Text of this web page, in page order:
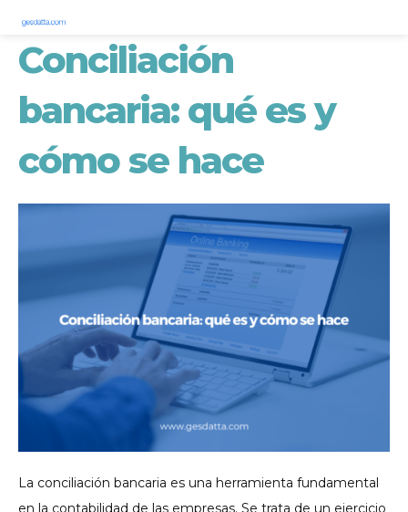
Conciliación
bancaria: qué es y
cómo se hace
La conciliación bancaria es una herramienta fundamental
en la contabilidad de las empresas. Se trata de un ejercicio